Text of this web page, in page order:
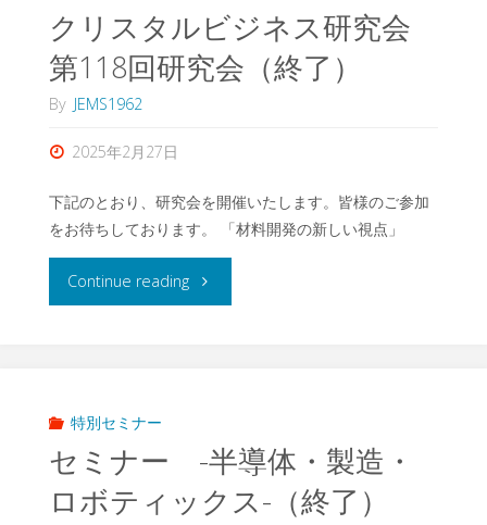
クリスタルビジネス研究会
第118回研究会（終了）
By JEMS1962
2025年2月27日
下記のとおり、研究会を開催いたします。皆様のご参加
をお待ちしております。 「材料開発の新しい視点」
Continue reading"ク
ル
ビ
特別セミナー
セミナー -半導体・製造・
ロボティックス-（終了）